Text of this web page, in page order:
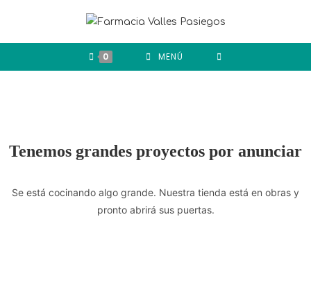
contenido
0 MENÚ
Tenemos grandes proyectos por anunciar
Se está cocinando algo grande. Nuestra tienda está en obras y
pronto abrirá sus puertas.